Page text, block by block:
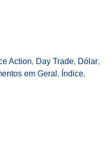
Action, Day Trade, Dólar,
em Geral , Índice,